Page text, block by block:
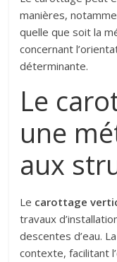
manières,
quelle que soit la
concernant
déterminante.
Le
une
aux
Le carottage
travaux
descentes d’eau.
contexte, facilitant